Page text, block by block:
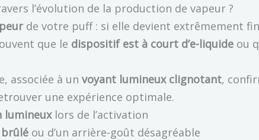
l’évolution de la production de vapeur ?
de votre puff : si elle devient extrêmement
que le dispositif est à court d’e-liquide ou
associée à unvoyant lumineux clignotant,
une expérience optimale.
lumineuxlors de l’activation
ou d’un arrière-goût désagréable